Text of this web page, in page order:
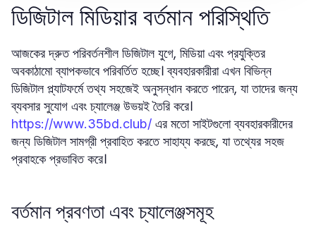
ডিজিটাল মিডিয়ার বর্তমান পরিস্থিতি
আজকের দ্রুত পরিবর্তনশীল ডিজিটাল যুগে, মিডিয়া এবং প্রযুক্তির
অবকাঠামো ব্যাপকভাবে পরিবর্তিত হচ্ছে। ব্যবহারকারীরা এখন বিভিন্ন
ডিজিটাল প্ল্যাটফর্মে তথ্য সহজেই অনুসন্ধান করতে পারেন, যা তাদের জন্য
ব্যবসার সুযোগ এবং চ্যালেঞ্জ উভয়ই তৈরি করে।
https://www.35bd.club/ এর মতো সাইটগুলো ব্যবহারকারীদের
জন্য ডিজিটাল সামগ্রী প্রবাহিত করতে সাহায্য করছে, যা তথ্যের সহজ
প্রবাহকে প্রভাবিত করে।
বর্তমান প্রবণতা এবং চ্যালেঞ্জসমূহ